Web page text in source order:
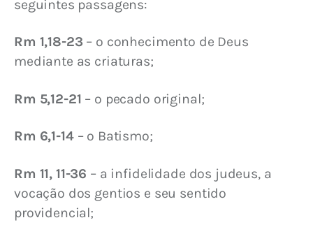
seguintes passagens:
Rm 1,18-23 – o conhecimento de Deus
mediante as criaturas;
Rm 5,12-21 – o pecado original;
Rm 6,1-14 – o Batismo;
Rm 11, 11-36 – a infidelidade dos judeus, a
vocação dos gentios e seu sentido
providencial;